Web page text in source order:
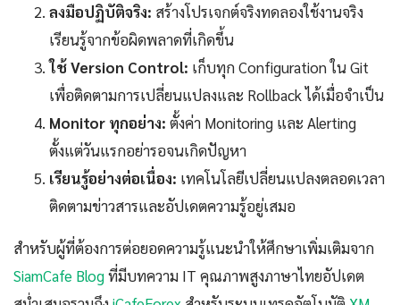
ลงมือปฏิบัติจริง: สร้างโปรเจกต์จริงทดลองใช้งานจริง
เรียนรู้จากข้อผิดพลาดที่เกิดขึ้น
ใช้ Version Control: เก็บทุก Configuration ใน Git
เพื่อติดตามการเปลี่ยนแปลงและ Rollback ได้เมื่อจำเป็น
Monitor ทุกอย่าง: ตั้งค่า Monitoring และ Alerting
ตั้งแต่วันแรกอย่ารอจนเกิดปัญหา
เรียนรู้อย่างต่อเนื่อง: เทคโนโลยีเปลี่ยนแปลงตลอดเวลา
ติดตามข่าวสารและอัปเดตความรู้อยู่เสมอ
สำหรับผู้ที่ต้องการต่อยอดความรู้แนะนำให้ศึกษาเพิ่มเติมจาก
SiamCafe Blogที่มีบทความ IT คุณภาพสูงภาษาไทยอัปเดต